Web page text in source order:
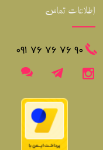
اطلاعات تماس
​​٩٠ ٧۶ ٧۶ ٧۶ ٠٩١